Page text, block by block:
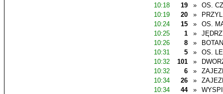
10:18
19 »
OS.
10:19
20 »
10:24
15 »
OS.
10:25
1 »
10:26
8 »
10:31
5 »
OS.
10:32
101 »
10:32
6 »
10:34
26 »
10:34
44 »